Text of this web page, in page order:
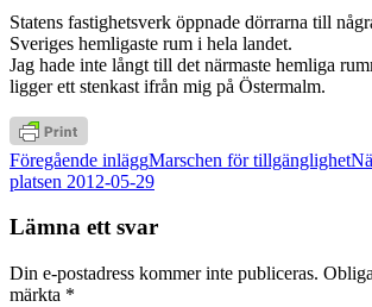
Statens fastighetsverk öppnade dörrarna till
Sveriges hemligaste rum i hela landet.
Jag hade inte långt till det närmaste hemliga
ligger ett stenkast ifrån mig på Östermalm.
Inläggsnavigering
Föregående inläggMarschen för tillgänglighet
platsen 2012-05-29
Lämna ett svar
Din e-postadress kommer inte publiceras.
märkta *